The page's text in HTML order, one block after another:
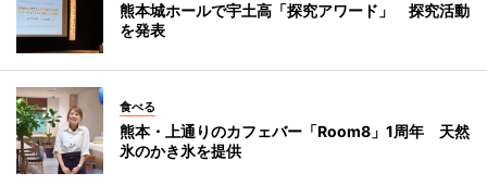
熊本城ホールで宇土高「探究アワード」 探究活動
を発表
食べる
熊本・上通りのカフェバー「Room8」1周年 天然
氷のかき氷を提供